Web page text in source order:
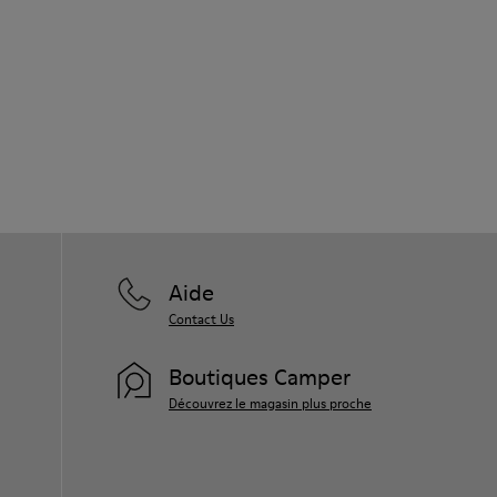
Aide
Contact Us
Boutiques Camper
Découvrez le magasin plus proche